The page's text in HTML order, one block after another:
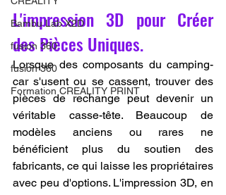
Bambu Lab X2D
fusion 360
fusion 360
Formation CREALITY PRINT
L'impression 3D pour Créer
des Pièces Uniques.
Lorsque des composants du camping-
car s'usent ou se cassent, trouver des
pièces de rechange peut devenir un
véritable casse-tête. Beaucoup de
modèles anciens ou rares ne
bénéficient plus du soutien des
fabricants, ce qui laisse les propriétaires
avec peu d'options. L'impression 3D, en